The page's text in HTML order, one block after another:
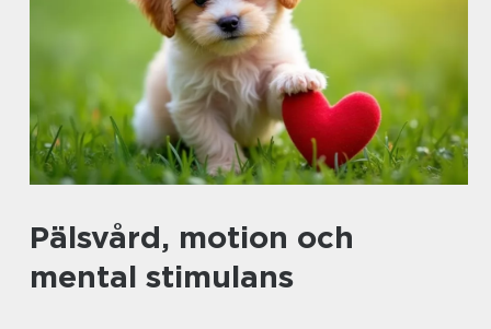
Pälsvård, motion och
mental stimulans